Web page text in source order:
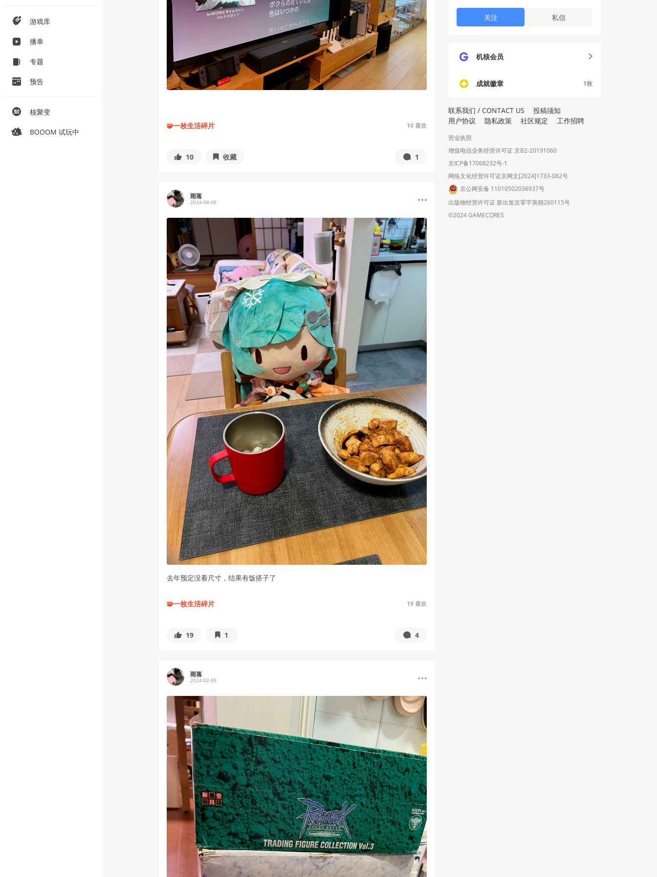
游戏库
播单
专题
预告
核聚变
BOOOM 试玩中
🧩一枚生活碎片 10喜欢
10 收藏 1
雨落
2024-08-08
去年预定没看尺寸，结果有饭搭子了
🧩一枚生活碎片 19喜欢
19 1 4
雨落
2024-02-05
关注 私信
机核会员
成就徽章 1枚
联系我们 / CONTACT US
投稿须知
用户协议
隐私政策 社区规定 工作招聘
营业执照
增值电信业务经营许可证 京B2-20191060
京ICP备17068232号-1
网络文化经营许可证京网文[2024]1733-082号
京公网安备 11010502036937号
出版物经营许可证 新出发京零字第朝260115号
©2024 GAMECORES